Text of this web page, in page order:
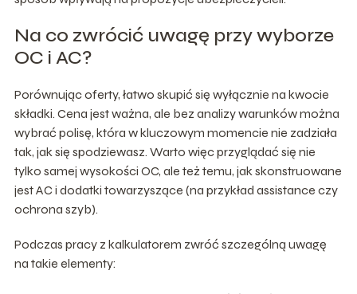
Na co zwrócić uwagę przy wyborze
OC i AC?
Porównując oferty, łatwo skupić się wyłącznie na kwocie
składki. Cena jest ważna, ale bez analizy warunków można
wybrać polisę, która w kluczowym momencie nie zadziała
tak, jak się spodziewasz. Warto więc przyglądać się nie
tylko samej wysokości OC, ale też temu, jak skonstruowane
jest AC i dodatki towarzyszące (na przykład assistance czy
ochrona szyb).
Podczas pracy z kalkulatorem zwróć szczególną uwagę
na takie elementy: